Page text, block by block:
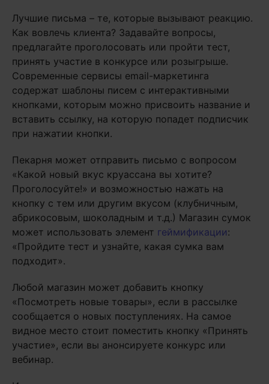
Лучшие письма – те, которые вызывают реакцию.
Как вовлечь клиента? Задавайте вопросы,
предлагайте проголосовать или пройти тест,
принять участие в конкурсе или розыгрыше.
Современные сервисы email-маркетинга
содержат шаблоны писем с интерактивными
кнопками, которым можно присвоить название и
вставить ссылку, на которую попадет подписчик
при нажатии кнопки.
Пекарня может отправить письмо с вопросом
«Какой новый вкус круассана вы хотите?
Проголосуйте!» и возможностью нажать на
кнопку с тем или другим вкусом (клубничным,
абрикосовым, шоколадным и т.д.) Магазин сумок
может использовать элемент геймификации:
«Пройдите тест и узнайте, какая сумка вам
подходит».
Любой магазин может добавить кнопку
«Посмотреть новые товары», если в рассылке
сообщается о новых поступлениях. На самое
видное место стоит поместить кнопку «Принять
участие», если вы анонсируете конкурс или
вебинар.